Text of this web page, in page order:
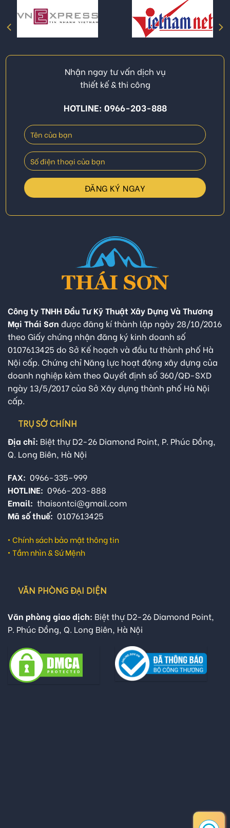
Nhận ngay tư vấn dịch vụ
thiết kế & thi công
HOTLINE: 0966-203-888
Công ty TNHH Đầu Tư Kỹ Thuật Xây Dựng Và Thương
Mại Thái Sơn được đăng kí thành lập ngày 28/10/2016
theo Giấy chứng nhận đăng ký kinh doanh số
0107613425 do Sở Kế hoạch và đầu tư thành phố Hà
Nội cấp. Chứng chỉ Năng lực hoạt động xây dựng của
doanh nghiệp kèm theo Quyết định số 360/QĐ-SXD
ngày 13/5/2017 của Sở Xây dựng thành phố Hà Nội
cấp.
TRỤ SỞ CHÍNH
Địa chỉ: Biệt thự D2-26 Diamond Point, P. Phúc Đồng,
Q. Long Biên, Hà Nội
FAX: 0966-335-999
HOTLINE: 0966-203-888
Email: thaisontci@gmail.com
Mã số thuế: 0107613425
• Chính sách bảo mật thông tin
• Tầm nhìn & Sứ Mệnh
VĂN PHÒNG ĐẠI DIỆN
Văn phòng giao dịch: Biệt thự D2-26 Diamond Point,
P. Phúc Đồng, Q. Long Biên, Hà Nội